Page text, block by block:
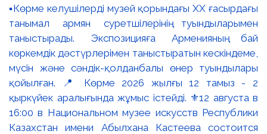
▪️Көрме келушілерді музей қорындағы ХХ ғасырдағы
танымал армян суретшілерінің туындыларымен
таныстырады. Экспозицияға Арменияның бай
көркемдік дәстүрлерімен таныстыратын кескіндеме,
мүсін және сәндік-қолданбалы өнер туындылары
қойылған. 📍 Көрме 2026 жылғы 12 тамыз - 2
қыркүйек аралығында жұмыс істейді. ⚜️12 августа в
16:00 в Национальном музее искусств Республики
Казахстан имени Абылхана Кастеева состоится